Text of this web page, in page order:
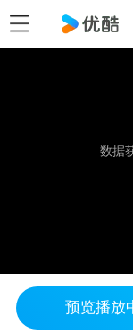
数据
预览播放